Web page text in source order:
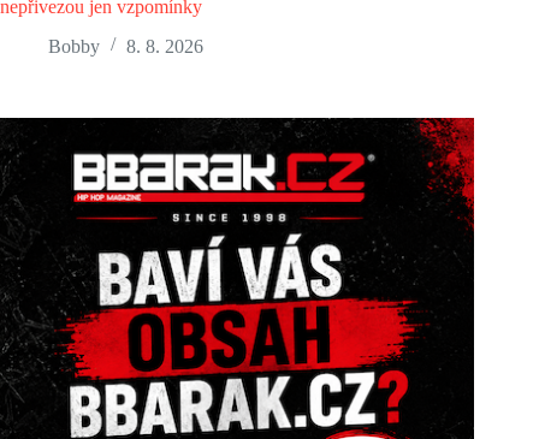
nepřivezou jen vzpomínky
Bobby
8. 8. 2026